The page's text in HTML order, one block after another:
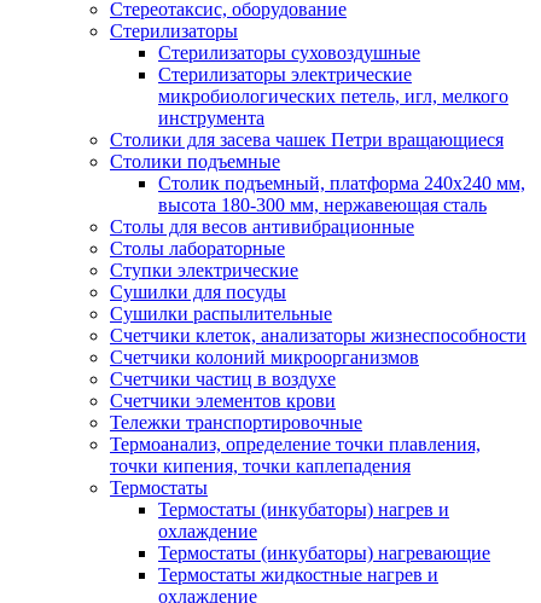
Стереотаксис, оборудование
Стерилизаторы
Стерилизаторы суховоздушные
Стерилизаторы электрические
микробиологических петель, игл, мелкого
инструмента
Столики для засева чашек Петри вращающиеся
Столики подъемные
Столик подъемный, платформа 240х240 мм,
высота 180-300 мм, нержавеющая сталь
Столы для весов антивибрационные
Столы лабораторные
Ступки электрические
Сушилки для посуды
Сушилки распылительные
Счетчики клеток, анализаторы жизнеспособности
Счетчики колоний микроорганизмов
Счетчики частиц в воздухе
Счетчики элементов крови
Тележки транспортировочные
Термоанализ, определение точки плавления,
точки кипения, точки каплепадения
Термостаты
Термостаты (инкубаторы) нагрев и
охлаждение
Термостаты (инкубаторы) нагревающие
Термостаты жидкостные нагрев и
охлаждение